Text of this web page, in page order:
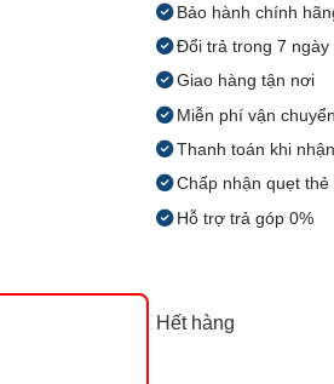
Bảo hành chính
Đổi trả trong 7 ngày
Giao hàng tận nơi
Miễn phí vận
Thanh toán khi
Chấp nhận quẹt thẻ
Hỗ trợ trả góp 0%
Hết hàng